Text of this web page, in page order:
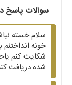
سوالات پاسخ
سلام خسته
خونه
شکایت کنم
شده دریافت